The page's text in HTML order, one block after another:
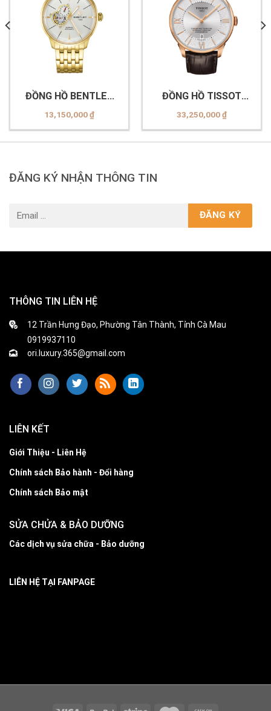
ĐỒNG HỒ BENTLEY
BL1850 (-15MKWI
AMK TRẮNG)
13,150,000₫
ĐỒNG HỒ TISSOT
T099.408.36.038.00
33,250,000₫
ĐĂNG KÝ NHẬN THÔNG TIN
THÔNG TIN LIÊN HỆ
12 Trần Hưng Đạo, Phường Tân Thành, Tỉnh Cà Mau
0919937110
ori.luxury.365@gmail.com
LIÊN KẾT
Giới Thiệu - Liên Hệ
Chính sách Bảo hành - Đổi hàng
Chính sách Bảo mật
SỬA CHỬA & BẢO DƯỠNG
Các dịch vụ sửa chữa - Bảo dưỡng
LIÊN HỆ TẠI FANPAGE